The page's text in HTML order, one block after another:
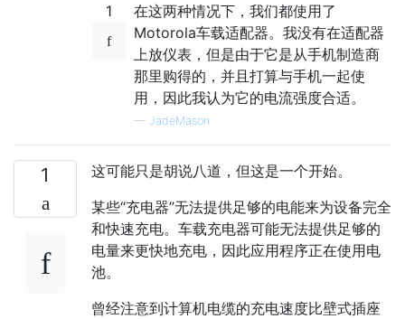
1
在这两种情况下，我们都使用了
Motorola车载适配器。我没有在适配器
上放仪表，但是由于它是从手机制造商
那里购得的，并且打算与手机一起使
用，因此我认为它的电流强度合适。
— JadeMason
1
这可能只是胡说八道，但这是一个开始。
某些“充电器”无法提供足够的电能来为设备完全
和快速充电。车载充电器可能无法提供足够的
电量来更快地充电，因此应用程序正在使用电
池。
曾经注意到计算机电缆的充电速度比壁式插座